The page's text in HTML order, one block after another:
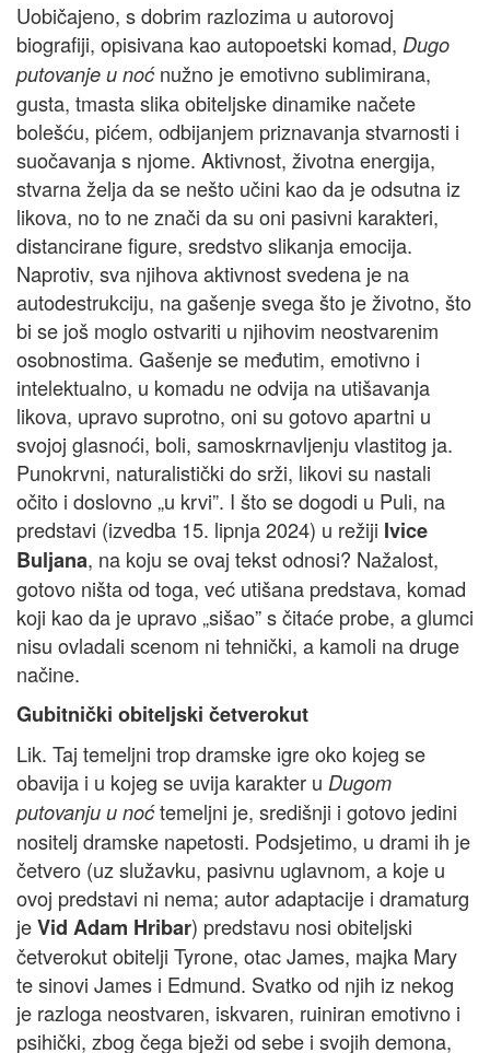
Uobičajeno, s dobrim razlozima u autorovoj
biografiji, opisivana kao autopoetski komad, Dugo
putovanje u noćnužno je emotivno sublimirana,
gusta, tmasta slika obiteljske dinamike načete
bolešću, pićem, odbijanjem priznavanja stvarnosti i
suočavanja s njome. Aktivnost, životna energija,
stvarna želja da se nešto učini kao da je odsutna iz
likova, no to ne znači da su oni pasivni karakteri,
distancirane figure, sredstvo slikanja emocija.
Naprotiv, sva njihova aktivnost svedena je na
autodestrukciju, na gašenje svega što je životno, što
bi se još moglo ostvariti u njihovim neostvarenim
osobnostima. Gašenje se međutim, emotivno i
intelektualno, u komadu ne odvija na utišavanja
likova, upravo suprotno, oni su gotovo apartni u
svojoj glasnoći, boli, samoskrnavljenju vlastitog ja.
Punokrvni, naturalistički do srži, likovi su nastali
očito i doslovno „u krvi”. I što se dogodi u Puli, na
predstavi (izvedba 15. lipnja 2024) u režiji Ivice
Buljana, na koju se ovaj tekst odnosi? Nažalost,
gotovo ništa od toga, već utišana predstava, komad
koji kao da je upravo „sišao” s čitaće probe, a glumci
nisu ovladali scenom ni tehnički, a kamoli na druge
načine.
Gubitnički obiteljski četverokut
Lik. Taj temeljni trop dramske igre oko kojeg se
obavija i u kojeg se uvija karakter u Dugom
putovanju u noćtemeljni je, središnji i gotovo jedini
nositelj dramske napetosti. Podsjetimo, u drami ih je
četvero (uz služavku, pasivnu uglavnom, a koje u
ovoj predstavi ni nema; autor adaptacije i dramaturg
jeVid Adam Hribar) predstavu nosi obiteljski
četverokut obitelji Tyrone, otac James, majka Mary
te sinovi James i Edmund. Svatko od njih iz nekog
je razloga neostvaren, iskvaren, ruiniran emotivno i
psihički, zbog čega bježi od sebe i svojih demona,